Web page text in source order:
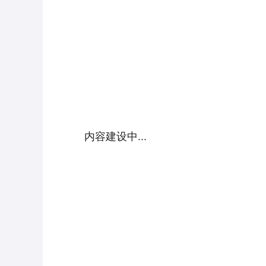
内容建设中...